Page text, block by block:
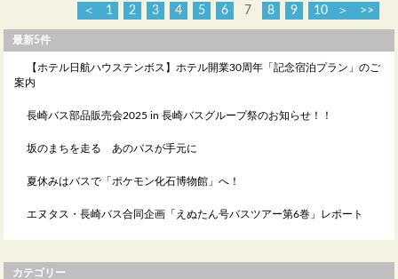
＜ 1 2 3 4 5 6 7 8 9 10 ＞ >>
最新5件
【ホテル日航ハウステンボス】ホテル開業30周年「記念宿泊プラン」のご
案内
長崎バス部品販売会2025 in 長崎バスグループ祭のお知らせ！！
坂のまちを走る あのバスが手元に
夏休みはバスで「ポケモン化石博物館」へ！
エヌタス・長崎バス合同企画「えぬたん号バスツアー第6巻」レポート
カテゴリー